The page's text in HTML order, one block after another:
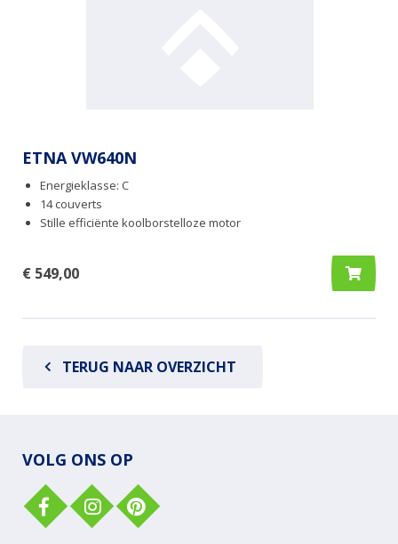
ETNA VW640N
Energieklasse: C
14 couverts
Stille efficiënte koolborstelloze motor
€ 549,00
TERUG NAAR OVERZICHT
VOLG ONS OP